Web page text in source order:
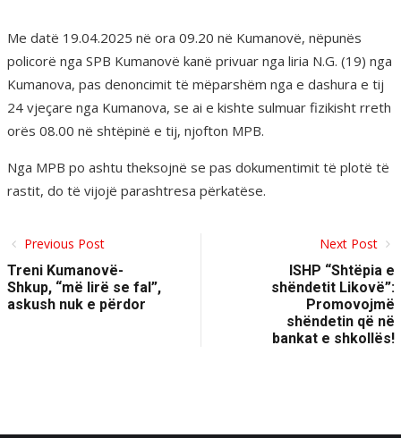
Me datë 19.04.2025 në ora 09.20 në Kumanovë, nëpunës
policorë nga SPB Kumanovë kanë privuar nga liria N.G. (19) nga
Kumanova, pas denoncimit të mëparshëm nga e dashura e tij
24 vjeçare nga Kumanova, se ai e kishte sulmuar fizikisht rreth
orës 08.00 në shtëpinë e tij, njofton MPB.
Nga MPB po ashtu theksojnë se pas dokumentimit të plotë të
rastit, do të vijojë parashtresa përkatëse.
Previous Post
Treni Kumanovë-
Shkup, “më lirë se fal”,
askush nuk e përdor
Next Post
ISHP “Shtëpia e
shëndetit Likovë”:
Promovojmë
shëndetin që në
bankat e shkollës!